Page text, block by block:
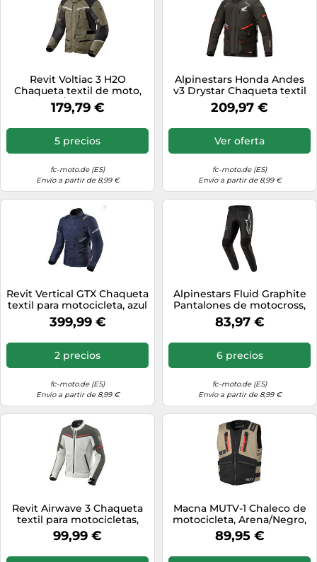
Revit Voltiac 3 H2O
Chaqueta textil de moto,
verde/gris, Talla M
179,79 €
5 precios
fc-moto.de (ES)
Envío a partir de 8,99 €
Alpinestars Honda Andes
v3 Drystar Chaqueta textil
de motocicleta, negro/rojo,
Talla S
209,97 €
Ver oferta
fc-moto.de (ES)
Envío a partir de 8,99 €
Revit Vertical GTX Chaqueta
textil para motocicleta, azul
oscuro, Talla S
399,99 €
2 precios
fc-moto.de (ES)
Envío a partir de 8,99 €
Alpinestars Fluid Graphite
Pantalones de motocross,
Talla 32
83,97 €
6 precios
fc-moto.de (ES)
Envío a partir de 8,99 €
Revit Airwave 3 Chaqueta
textil para motocicletas,
blanco/gris, Talla S
99,99 €
Macna MUTV-1 Chaleco de
motocicleta, Arena/Negro,
Talla M
89,95 €